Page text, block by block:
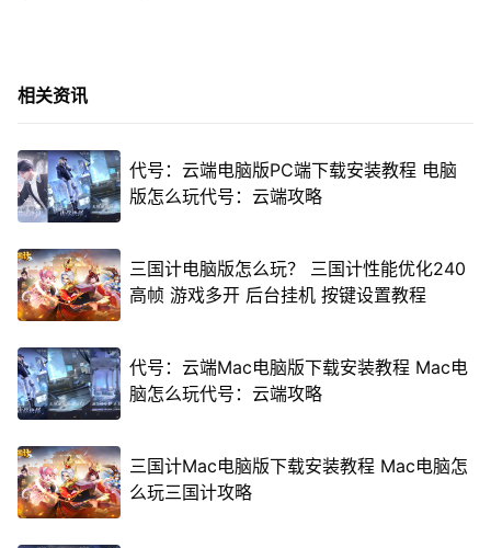
相关资讯
代号：云端电脑版PC端下载安装教程 电脑
版怎么玩代号：云端攻略
三国计电脑版怎么玩？ 三国计性能优化240
高帧 游戏多开 后台挂机 按键设置教程
代号：云端Mac电脑版下载安装教程 Mac电
脑怎么玩代号：云端攻略
三国计Mac电脑版下载安装教程 Mac电脑怎
么玩三国计攻略